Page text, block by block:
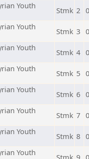
Youth
Stmk 2
Youth
Stmk 3
Youth
Stmk 4
Youth
Stmk 5
Youth
Stmk 6
Youth
Stmk 7
Youth
Stmk 8
Youth
Stmk 9